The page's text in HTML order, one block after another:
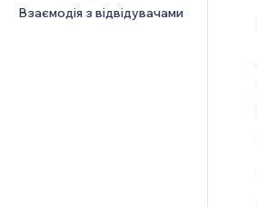
Взаємодія з відвідувачами